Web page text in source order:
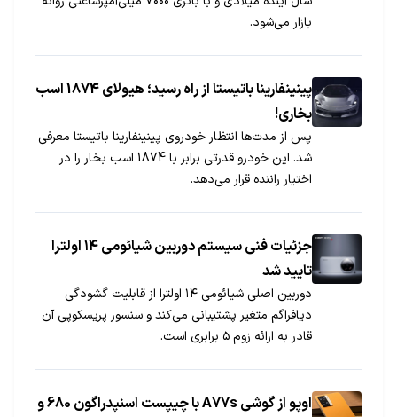
بازار می‌شود.
پینینفارینا باتیستا از راه رسید؛ هیولای 1874 اسب
بخاری!
پس از مدت‌ها انتظار خودروی پینینفارینا باتیستا معرفی
شد. این خودرو قدرتی برابر با 1874 اسب بخار را در
اختیار راننده قرار می‌دهد.
جزئيات فنی سیستم دوربین شیائومی ۱۴ اولترا
تایید شد
دوربین اصلی شیائومی ۱۴ اولترا از قابلیت گشودگی
دیافراگم متغیر پشتیبانی می‌کند و سنسور پریسکوپی آن
قادر به ارائه زوم ۵ برابری است.
اوپو از گوشی A77s با چیپست اسنپدراگون 680 و